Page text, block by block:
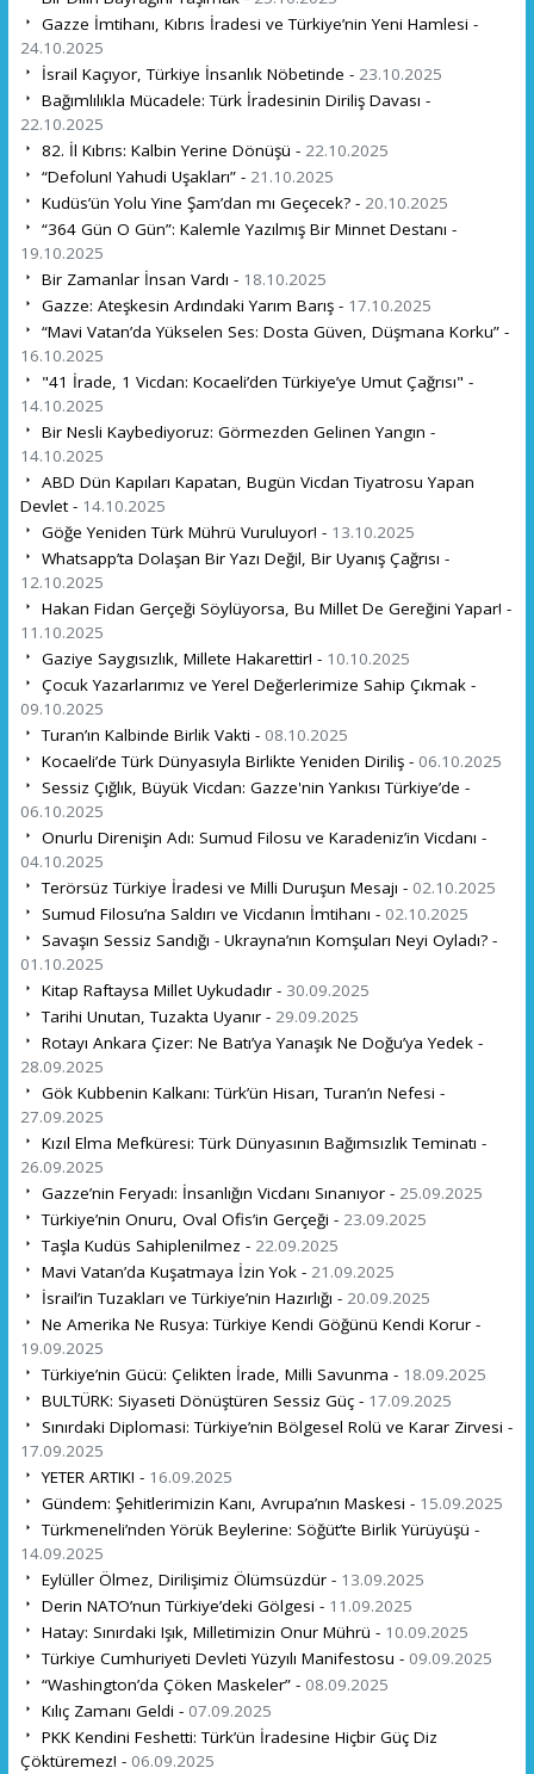
Gazze İmtihanı, Kıbrıs İradesi ve Türkiye’nin Yeni Hamlesi -
24.10.2025
İsrail Kaçıyor, Türkiye İnsanlık Nöbetinde - 23.10.2025
Bağımlılıkla Mücadele: Türk İradesinin Diriliş Davası -
22.10.2025
82. İl Kıbrıs: Kalbin Yerine Dönüşü - 22.10.2025
“Defolun! Yahudi Uşakları” - 21.10.2025
Kudüs’ün Yolu Yine Şam’dan mı Geçecek? - 20.10.2025
“364 Gün O Gün”: Kalemle Yazılmış Bir Minnet Destanı -
19.10.2025
Bir Zamanlar İnsan Vardı - 18.10.2025
Gazze: Ateşkesin Ardındaki Yarım Barış - 17.10.2025
“Mavi Vatan’da Yükselen Ses: Dosta Güven, Düşmana Korku” -
16.10.2025
"41 İrade, 1 Vicdan: Kocaeli’den Türkiye’ye Umut Çağrısı" -
14.10.2025
Bir Nesli Kaybediyoruz: Görmezden Gelinen Yangın -
14.10.2025
ABD Dün Kapıları Kapatan, Bugün Vicdan Tiyatrosu Yapan
Devlet - 14.10.2025
Göğe Yeniden Türk Mührü Vuruluyor! - 13.10.2025
Whatsapp’ta Dolaşan Bir Yazı Değil, Bir Uyanış Çağrısı -
12.10.2025
Hakan Fidan Gerçeği Söylüyorsa, Bu Millet De Gereğini Yapar! -
11.10.2025
Gaziye Saygısızlık, Millete Hakarettir! - 10.10.2025
Çocuk Yazarlarımız ve Yerel Değerlerimize Sahip Çıkmak -
09.10.2025
Turan’ın Kalbinde Birlik Vakti - 08.10.2025
Kocaeli’de Türk Dünyasıyla Birlikte Yeniden Diriliş - 06.10.2025
Sessiz Çığlık, Büyük Vicdan: Gazze'nin Yankısı Türkiye’de -
06.10.2025
Onurlu Direnişin Adı: Sumud Filosu ve Karadeniz’in Vicdanı -
04.10.2025
Terörsüz Türkiye İradesi ve Milli Duruşun Mesajı - 02.10.2025
Sumud Filosu’na Saldırı ve Vicdanın İmtihanı - 02.10.2025
Savaşın Sessiz Sandığı - Ukrayna’nın Komşuları Neyi Oyladı? -
01.10.2025
Kitap Raftaysa Millet Uykudadır - 30.09.2025
Tarihi Unutan, Tuzakta Uyanır - 29.09.2025
Rotayı Ankara Çizer: Ne Batı’ya Yanaşık Ne Doğu’ya Yedek -
28.09.2025
Gök Kubbenin Kalkanı: Türk’ün Hisarı, Turan’ın Nefesi -
27.09.2025
Kızıl Elma Mefküresi: Türk Dünyasının Bağımsızlık Teminatı -
26.09.2025
Gazze’nin Feryadı: İnsanlığın Vicdanı Sınanıyor - 25.09.2025
Türkiye’nin Onuru, Oval Ofis’in Gerçeği - 23.09.2025
Taşla Kudüs Sahiplenilmez - 22.09.2025
Mavi Vatan’da Kuşatmaya İzin Yok - 21.09.2025
İsrail’in Tuzakları ve Türkiye’nin Hazırlığı - 20.09.2025
Ne Amerika Ne Rusya: Türkiye Kendi Göğünü Kendi Korur -
19.09.2025
Türkiye’nin Gücü: Çelikten İrade, Milli Savunma - 18.09.2025
BULTÜRK: Siyaseti Dönüştüren Sessiz Güç - 17.09.2025
Sınırdaki Diplomasi: Türkiye’nin Bölgesel Rolü ve Karar Zirvesi -
17.09.2025
YETER ARTIK! - 16.09.2025
Gündem: Şehitlerimizin Kanı, Avrupa’nın Maskesi - 15.09.2025
Türkmeneli’nden Yörük Beylerine: Söğüt’te Birlik Yürüyüşü -
14.09.2025
Eylüller Ölmez, Dirilişimiz Ölümsüzdür - 13.09.2025
Derin NATO’nun Türkiye’deki Gölgesi - 11.09.2025
Hatay: Sınırdaki Işık, Milletimizin Onur Mührü - 10.09.2025
Türkiye Cumhuriyeti Devleti Yüzyılı Manifestosu - 09.09.2025
“Washington’da Çöken Maskeler” - 08.09.2025
Kılıç Zamanı Geldi - 07.09.2025
PKK Kendini Feshetti: Türk’ün İradesine Hiçbir Güç Diz
Çöktüremez! - 06.09.2025